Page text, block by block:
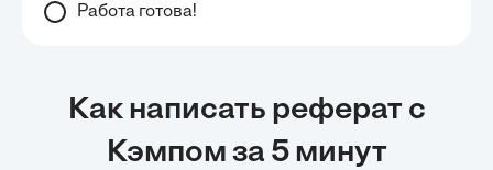
Работа готова!
Как написать реферат с
Кэмпом за 5 минут